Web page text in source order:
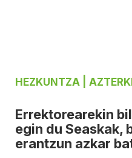
HEZKUNTZA |
Errektorearekin
egin du Seaskak,
erantzun azkar